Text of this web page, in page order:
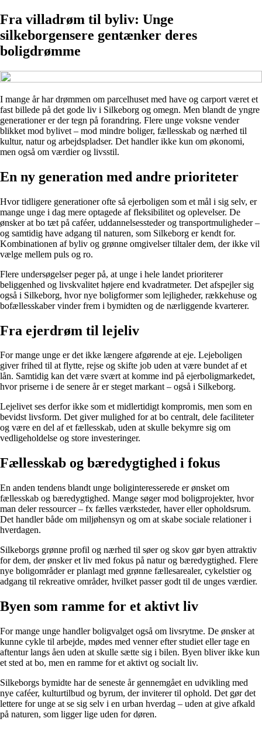
Fra villadrøm til byliv: Unge
silkeborgensere gentænker deres
boligdrømme
I mange år har drømmen om parcelhuset med have og carport været et
fast billede på det gode liv i Silkeborg og omegn. Men blandt de yngre
generationer er der tegn på forandring. Flere unge voksne vender
blikket mod bylivet – mod mindre boliger, fællesskab og nærhed til
kultur, natur og arbejdspladser. Det handler ikke kun om økonomi,
men også om værdier og livsstil.
En ny generation med andre prioriteter
Hvor tidligere generationer ofte så ejerboligen som et mål i sig selv, er
mange unge i dag mere optagede af fleksibilitet og oplevelser. De
ønsker at bo tæt på caféer, uddannelsessteder og transportmuligheder –
og samtidig have adgang til naturen, som Silkeborg er kendt for.
Kombinationen af byliv og grønne omgivelser tiltaler dem, der ikke vil
vælge mellem puls og ro.
Flere undersøgelser peger på, at unge i hele landet prioriterer
beliggenhed og livskvalitet højere end kvadratmeter. Det afspejler sig
også i Silkeborg, hvor nye boligformer som lejligheder, rækkehuse og
bofællesskaber vinder frem i bymidten og de nærliggende kvarterer.
Fra ejerdrøm til lejeliv
For mange unge er det ikke længere afgørende at eje. Lejeboligen
giver frihed til at flytte, rejse og skifte job uden at være bundet af et
lån. Samtidig kan det være svært at komme ind på ejerboligmarkedet,
hvor priserne i de senere år er steget markant – også i Silkeborg.
Lejelivet ses derfor ikke som et midlertidigt kompromis, men som en
bevidst livsform. Det giver mulighed for at bo centralt, dele faciliteter
og være en del af et fællesskab, uden at skulle bekymre sig om
vedligeholdelse og store investeringer.
Fællesskab og bæredygtighed i fokus
En anden tendens blandt unge boliginteresserede er ønsket om
fællesskab og bæredygtighed. Mange søger mod boligprojekter, hvor
man deler ressourcer – fx fælles værksteder, haver eller opholdsrum.
Det handler både om miljøhensyn og om at skabe sociale relationer i
hverdagen.
Silkeborgs grønne profil og nærhed til søer og skov gør byen attraktiv
for dem, der ønsker et liv med fokus på natur og bæredygtighed. Flere
nye boligområder er planlagt med grønne fællesarealer, cykelstier og
adgang til rekreative områder, hvilket passer godt til de unges værdier.
Byen som ramme for et aktivt liv
For mange unge handler boligvalget også om livsrytme. De ønsker at
kunne cykle til arbejde, mødes med venner efter studiet eller tage en
aftentur langs åen uden at skulle sætte sig i bilen. Byen bliver ikke kun
et sted at bo, men en ramme for et aktivt og socialt liv.
Silkeborgs bymidte har de seneste år gennemgået en udvikling med
nye caféer, kulturtilbud og byrum, der inviterer til ophold. Det gør det
lettere for unge at se sig selv i en urban hverdag – uden at give afkald
på naturen, som ligger lige uden for døren.